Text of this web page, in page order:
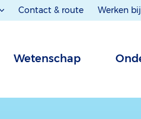
Contact & route Werken bij
Wetenschap